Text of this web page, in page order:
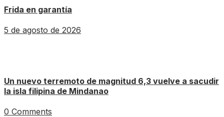
Frida en garantía
5 de agosto de 2026
Un nuevo terremoto de magnitud 6,3 vuelve a sacudir
la isla filipina de Mindanao
0 Comments